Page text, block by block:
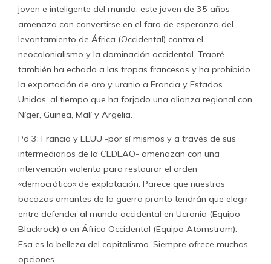
joven e inteligente del mundo, este joven de 35 años
amenaza con convertirse en el faro de esperanza del
levantamiento de África (Occidental) contra el
neocolonialismo y la dominación occidental. Traoré
también ha echado a las tropas francesas y ha prohibido
la exportación de oro y uranio a Francia y Estados
Unidos, al tiempo que ha forjado una alianza regional con
Níger, Guinea, Malí y Argelia.
Pd 3: Francia y EEUU -por sí mismos y a través de sus
intermediarios de la CEDEAO- amenazan con una
intervención violenta para restaurar el orden
«democrático» de explotación. Parece que nuestros
bocazas amantes de la guerra pronto tendrán que elegir
entre defender al mundo occidental en Ucrania (Equipo
Blackrock) o en África Occidental (Equipo Atomstrom).
Esa es la belleza del capitalismo. Siempre ofrece muchas
opciones.